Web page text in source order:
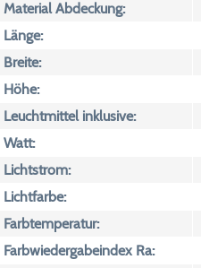
Material Abdeckung:
Länge:
Breite:
Höhe:
Leuchtmittel inklusive:
Watt:
Lichtstrom:
Lichtfarbe:
Farbtemperatur:
Farbwiedergabeindex Ra: